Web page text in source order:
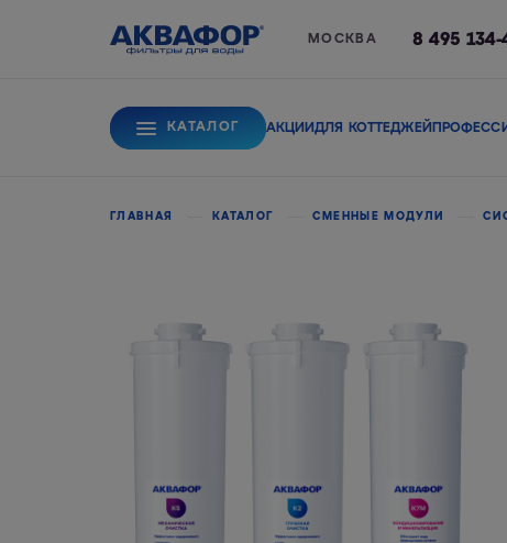
МОСКВА 8 495 134-
КАТАЛОГ АКЦИИДЛЯ КОТТЕДЖЕЙ
Для питьевой воды
ГЛАВНАЯ КАТАЛОГ СМЕННЫЕ МОДУЛИ